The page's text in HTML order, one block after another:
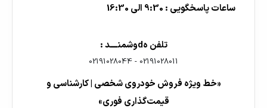
ساعات پاسخگویی : 9:30 الی 16:30
تلفن هdوشمنــــد :
02191028011
-
02191028044
«خط ویژه فروش خودروی شخصی | کارشناسی و
قیمت‌گذاری فوری»